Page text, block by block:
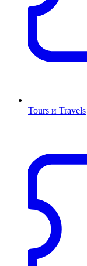
Tours и Travels